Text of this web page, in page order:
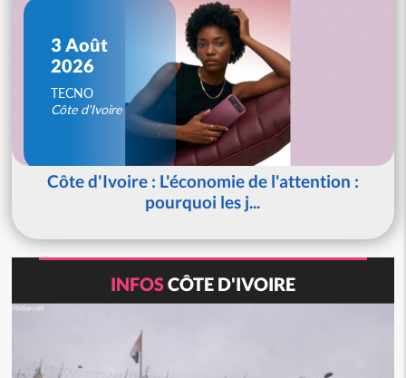
3 Août
2026
TECNO
Côte d'Ivoire
Côte d'Ivoire : L'économie de l'attention :
pourquoi les j...
INFOSCÔTE D'IVOIRE